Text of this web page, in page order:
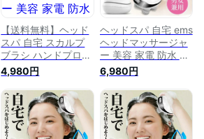
防水式 ヘッドスパ
【送料無料】ヘッド
スパ 自宅 スカルプ
ブラシ ハンドプロ
ems ヘッドマッサー
ジャー 美容 家電 防
水 ヘッドマッサージ
器 頭皮ケア ヘッド
マッサージ 頭皮ブラ
シ メンズ スカルプ
4,980円
ヘッドスパ 自宅 ems
ヘッドマッサージャ
ー 美容 家電 防水 ヘ
ッドマッサージ器 頭
皮ケア ヘッドマッサ
ージ 頭皮ブラシ メ
ンズ スカルプケア
ブラシ 電動 マッサ
ージ機 頭皮洗浄 ス
6,980円